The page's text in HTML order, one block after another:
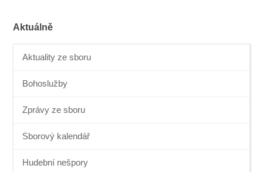
Aktuálně
Aktuality ze sboru
Bohoslužby
Zprávy ze sboru
Sborový kalendář
Hudební nešpory